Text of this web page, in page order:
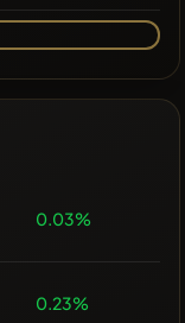
0.03%
0.23%